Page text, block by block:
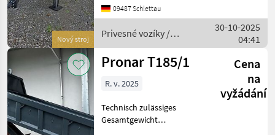
Nový stroj
dem Haken
Tandemfahrwerk /
Parabelfederung
09487 Schlettau
Privesné vozíky /
Pronar
30-10-2025
04:41
Pronar T185/1
Cena
na
vyžádání
R. v. 2025
Technisch zulässiges
Gesamtgewicht